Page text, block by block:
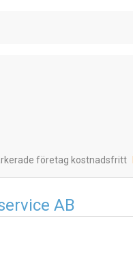
företag kostnadsfritt
AB